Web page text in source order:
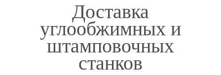
Доставка
углообжимных и
штамповочных
станков